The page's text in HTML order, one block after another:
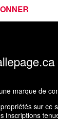
marque de
sur ce
inscriptions